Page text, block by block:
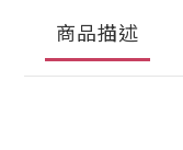
商品描述